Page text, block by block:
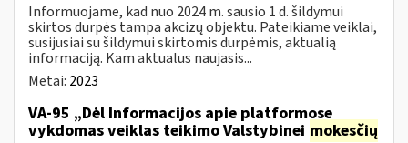
Informuojame, kad nuo 2024 m. sausio 1 d. šildymui
skirtos durpės tampa akcizų objektu. Pateikiame veiklai,
susijusiai su šildymui skirtomis durpėmis, aktualią
informaciją. Kam aktualus naujasis...
Metai: 2023
VA-95 „Dėl Informacijos apie platformose
vykdomas veiklas teikimo Valstybinei mokesčių